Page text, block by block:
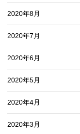
2020年8月
2020年7月
2020年6月
2020年5月
2020年4月
2020年3月